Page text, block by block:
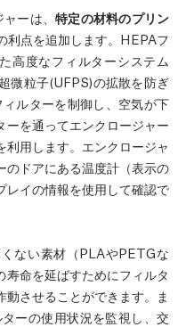
ーは、特定の材料のプリン
利点を追加します。HEPAフ
高度なフィルターシステム
微粒子(UFPS)の拡散を防ぎ
ルターを制御し、空気が下
を通ってエンクロージャー
用します。エンクロージャ
のドアにある温度計（表示の
レイの情報を使用して確認で
ない素材（PLAやPETGな
命を延ばすためにフィルタ
させることができます。ま
ーの使用状況を監視し、交